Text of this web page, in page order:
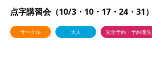
点字講習会（10/3・10・17・24・31）
サークル 大人 完全予約・予約優先